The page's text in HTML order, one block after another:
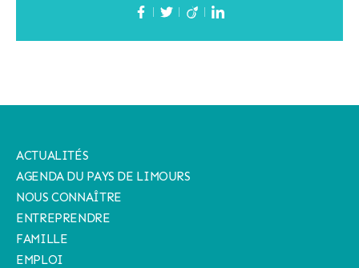
ACTUALITÉS
AGENDA DU PAYS DE LIMOURS
NOUS CONNAÎTRE
ENTREPRENDRE
FAMILLE
EMPLOI